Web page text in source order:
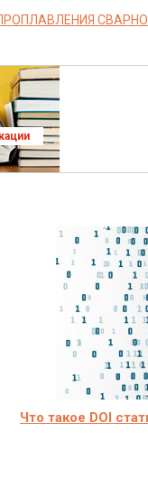
Что такое DOI